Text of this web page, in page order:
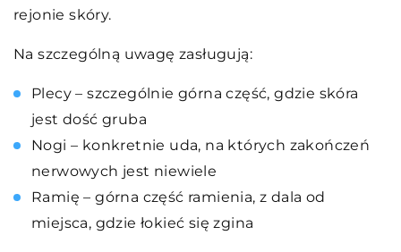
rejonie skóry.
Na szczególną uwagę zasługują:
Plecy – szczególnie górna część, gdzie skóra
jest dość gruba
Nogi – konkretnie uda, na których zakończeń
nerwowych jest niewiele
Ramię – górna część ramienia, z dala od
miejsca, gdzie łokieć się zgina